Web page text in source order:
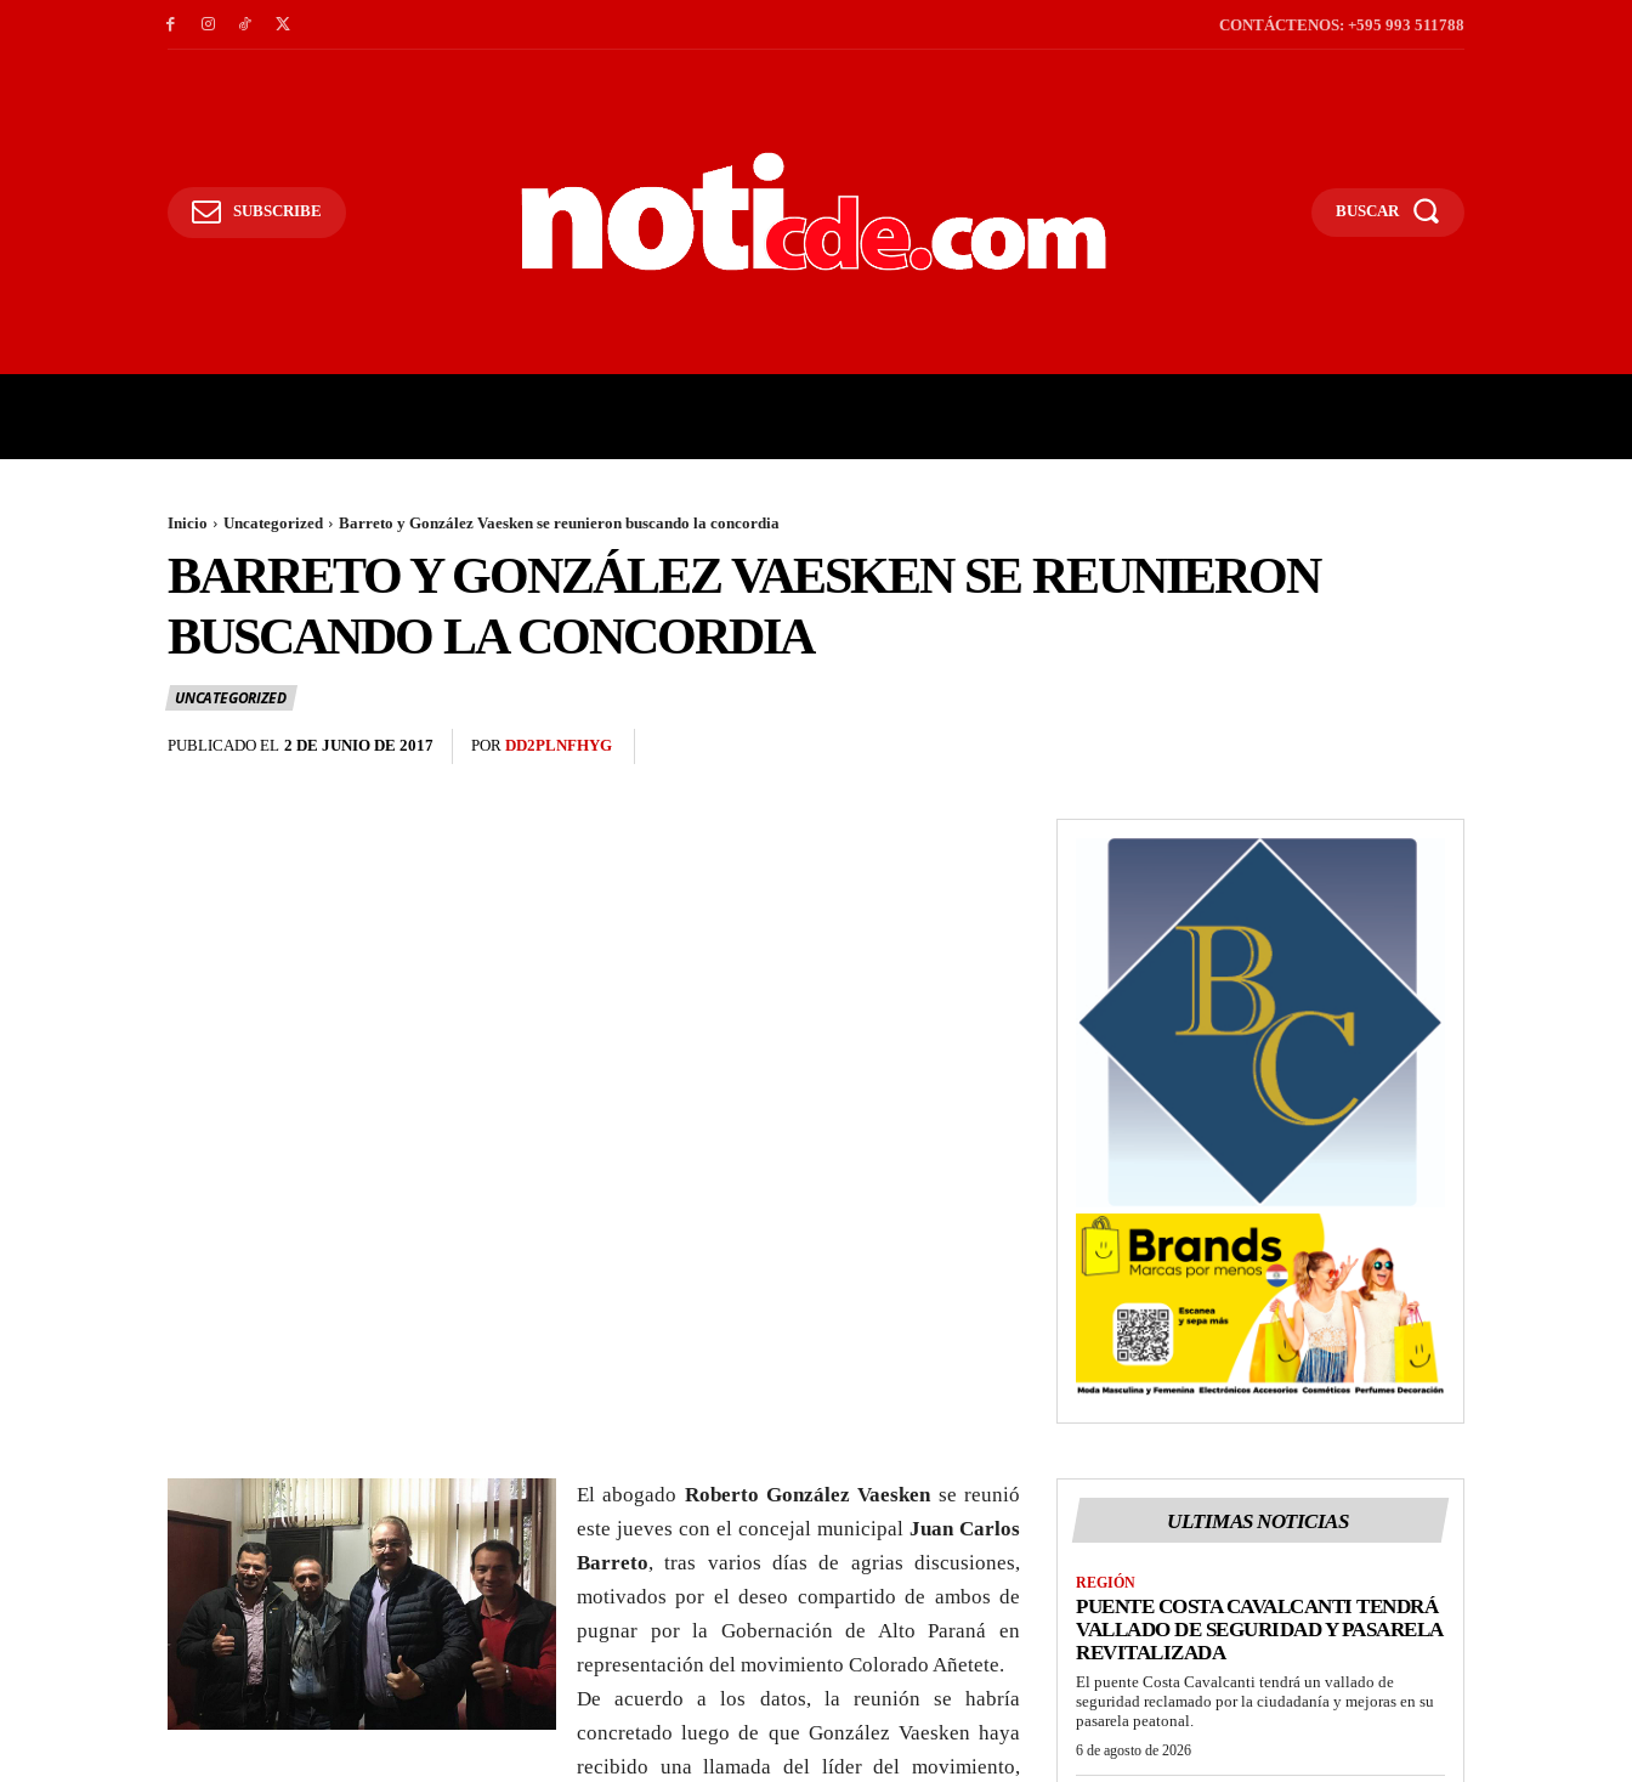
CONTÁCTENOS: +595 993 511788
SUBSCRIBE BUSCAR
Inicio Uncategorized Barreto y González Vaesken se reunieron buscando la concordia
BARRETO Y GONZÁLEZ VAESKEN SE REUNIERON
BUSCANDO LA CONCORDIA
UNCATEGORIZED
PUBLICADO EL 2 DE JUNIO DE 2017 POR DD2PLNFHYG
El abogado Roberto González Vaeskense reunió
este jueves con el concejal municipal Juan Carlos
Barreto, tras varios días de agrias discusiones,
motivados por el deseo compartido de ambos de
pugnar por la Gobernación de Alto Paraná en
representación del movimiento Colorado Añetete.
De acuerdo a los datos, la reunión se habría
concretado luego de que González Vaesken haya
recibido una llamada del líder del movimiento,
ULTIMAS NOTICIAS
REGIÓN
PUENTE COSTA CAVALCANTI TENDRÁ
VALLADO DE SEGURIDAD Y PASARELA
REVITALIZADA
El puente Costa Cavalcanti tendrá un vallado de
seguridad reclamado por la ciudadanía y mejoras en su
pasarela peatonal.
6 de agosto de 2026